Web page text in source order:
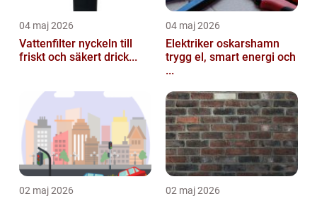
04 maj 2026
Vattenfilter nyckeln till
friskt och säkert drick...
04 maj 2026
Elektriker oskarshamn
trygg el, smart energi och
...
02 maj 2026 02 maj 2026